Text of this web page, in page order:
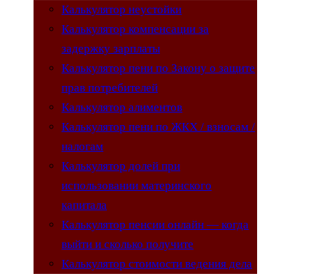
Калькулятор неустойки
Калькулятор компенсации за
задержку зарплаты
Калькулятор пени по Закону о защите
прав потребителей
Калькулятор алиментов
Калькулятор пени по ЖКХ / взносам /
налогам
Калькулятор долей при
использовании материнского
капитала
Калькулятор пенсии онлайн — когда
выйти и сколько получите
Калькулятор стоимости ведения дела